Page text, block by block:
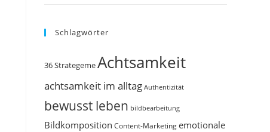
Schlagwörter
36 StrategemeAchtsamkeit
achtsamkeit im alltag Authentizität
bewusst leben bildbearbeitung
Bildkomposition Content-Marketingemotionale